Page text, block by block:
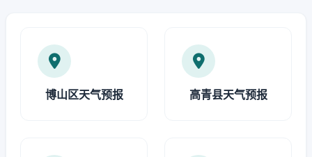
博山区天气预报 高青县天气预报